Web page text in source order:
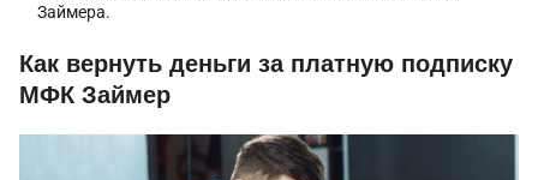
Займера.
Как вернуть деньги за платную подписку
МФК Займер